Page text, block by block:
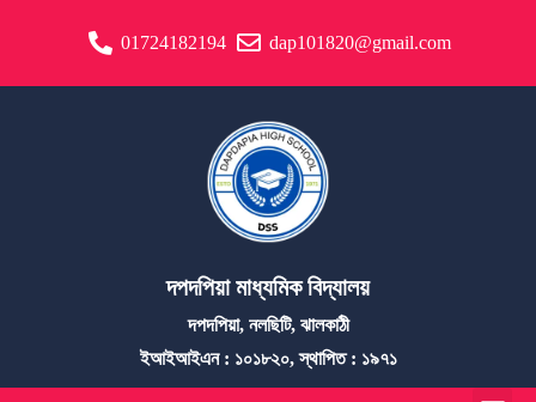
01724182194 dap101820@gmail.com
দপদপিয়া মাধ্যমিক বিদ্যালয়
দপদপিয়া, নলছিটি, ঝালকাঠী
ইআইআইএন : ১০১৮২০, স্থাপিত : ১৯৭১